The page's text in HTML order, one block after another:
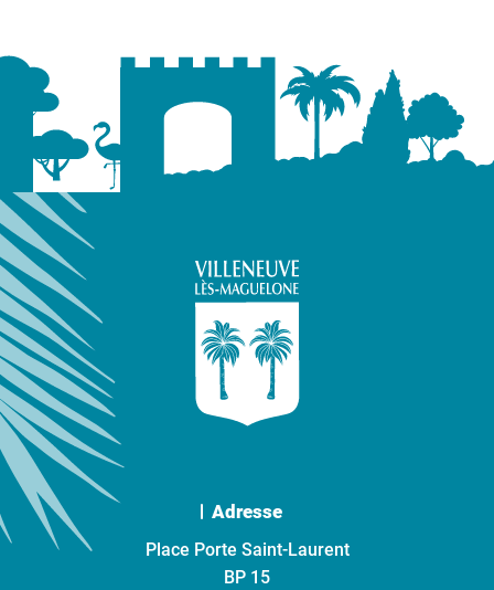
Adresse
Place Porte Saint-Laurent
BP 15